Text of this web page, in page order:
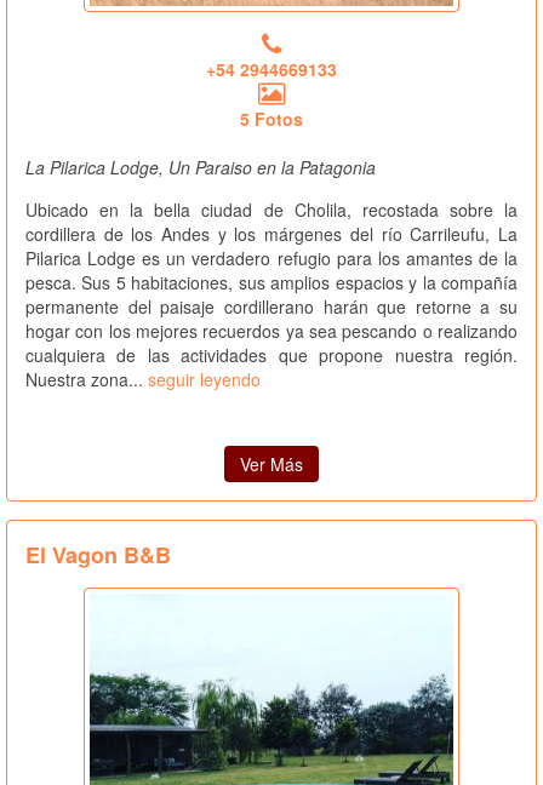
+54 2944669133
5 Fotos
La Pilarica Lodge, Un Paraiso en la Patagonia
Ubicado en la bella ciudad de Cholila, recostada sobre la
cordillera de los Andes y los márgenes del río Carrileufu, La
Pilarica Lodge es un verdadero refugio para los amantes de la
pesca. Sus 5 habitaciones, sus amplios espacios y la compañía
permanente del paisaje cordillerano harán que retorne a su
hogar con los mejores recuerdos ya sea pescando o realizando
cualquiera de las actividades que propone nuestra región.
Nuestra zona... seguir leyendo
Ver Más
El Vagon B&B